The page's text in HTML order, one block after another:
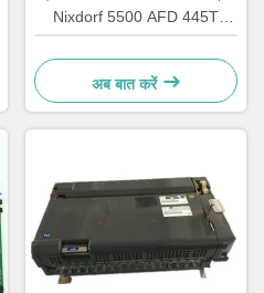
Nixdorf 5500 AFD 445T
परिवहन बेल्ट 2900837500AH
अब बात करें